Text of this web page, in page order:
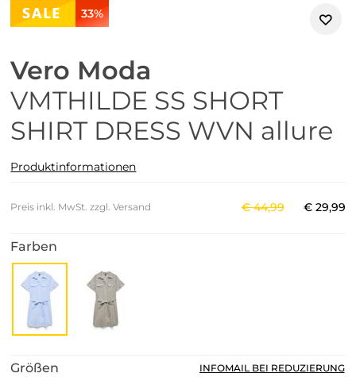
33%
Vero Moda
VMTHILDE SS SHORT
SHIRT DRESS WVN allure
Produktinformationen
Preis inkl. MwSt. zzgl. Versand €44,99 € 29,99
Farben
Größen INFOMAIL BEI REDUZIERUNG